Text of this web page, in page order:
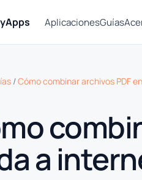
AplicacionesGuías
/Cómo combinar archivos PDF
a